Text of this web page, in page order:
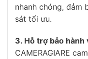
nhanh chóng, đảm
sát tối ưu.
3. Hỗ trợ bảo hành
CAMERAGIARE